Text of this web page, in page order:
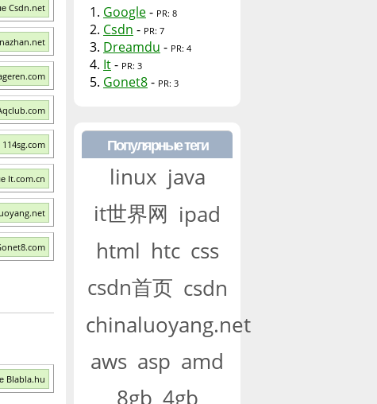
Csdn.net
It.com.cn
Blabla.hu
1. Google- PR: 8
2. Csdn - PR: 7
3. Dreamdu - PR: 4
4. It- PR: 3
5. Gonet8- PR: 3
Популярные теги
linux java
it世界网 ipad
html htc css
csdn首页 csdn
chinaluoyang.net
aws asp amd
8gb 4gb